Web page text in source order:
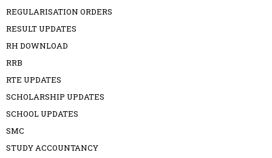
REGULARISATION ORDERS
RESULT UPDATES
RH DOWNLOAD
RRB
RTE UPDATES
SCHOLARSHIP UPDATES
SCHOOL UPDATES
SMC
STUDY ACCOUNTANCY